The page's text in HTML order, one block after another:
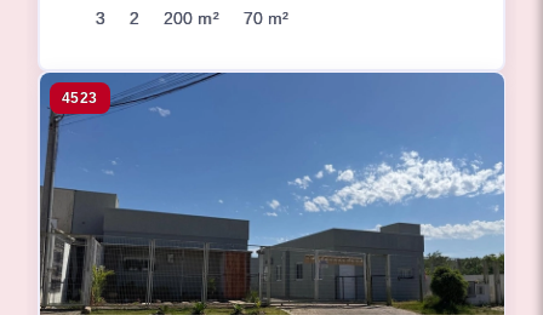
3 2 200 m² 70 m²
4523